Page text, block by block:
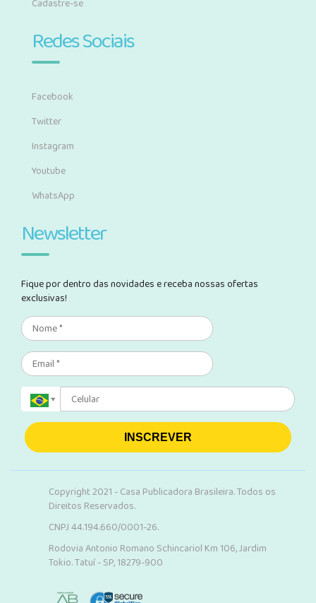
Cadastre-se
Redes Sociais
Facebook
Twitter
Instagram
Youtube
WhatsApp
Newsletter
Fique por dentro das novidades e receba nossas ofertas
exclusivas!
INSCREVER
Copyright 2021 - Casa Publicadora Brasileira. Todos os
Direitos Reservados.
CNPJ 44.194.660/0001-26.
Rodovia Antonio Romano Schincariol Km 106, Jardim
Tokio. Tatuí - SP, 18279-900